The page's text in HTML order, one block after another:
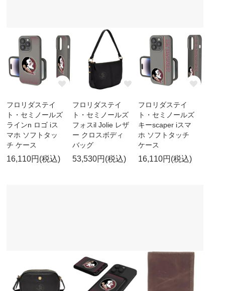
フロリダステイ
ト・セミノールズ
ラインn ロゴ iス
マホ ソフトタッ
チ ケース
16,110円(税込)
フロリダステイ
ト・セミノールズ
フォスil Jolie レザ
ー クロスボディ
バッグ
53,530円(税込)
フロリダステイ
ト・セミノールズ
キーscaper iスマ
ホ ソフトタッチ
ケース
16,110円(税込)